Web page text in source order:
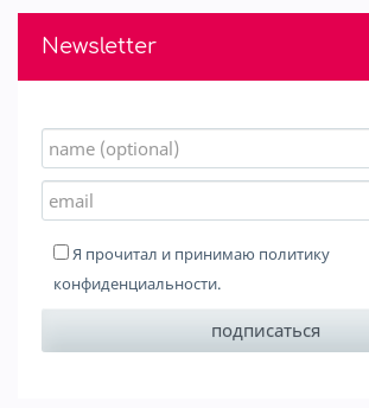
Newsletter
Я прочитал и принимаю политику
конфиденциальности.